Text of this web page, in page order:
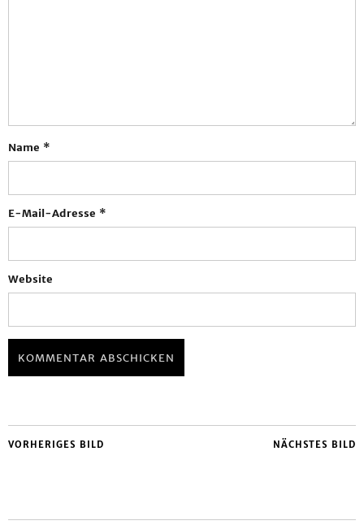
Name *
E-Mail-Adresse *
Website
NÄCHSTES BILD
VORHERIGES BILD